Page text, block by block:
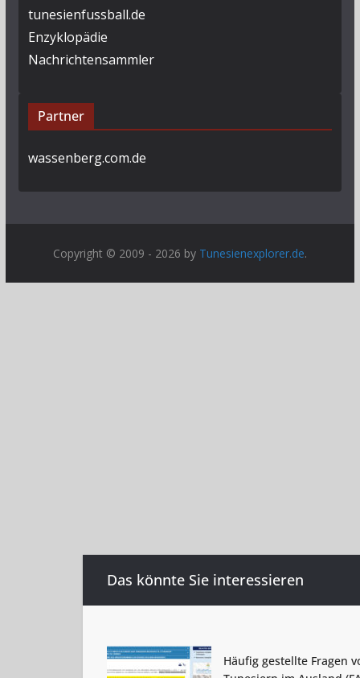
tunesienfussball.de
Enzyklopädie
Nachrichtensammler
Partner
wassenberg.com.de
Copyright © 2009 - 2026 by Tunesienexplorer.de.
Das könnte Sie interessieren
Häufig gestellte Fragen